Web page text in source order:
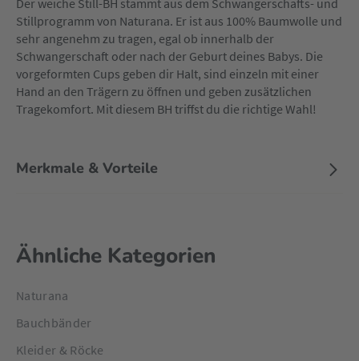
Der weiche Still-BH stammt aus dem Schwangerschafts- und
Stillprogramm von Naturana. Er ist aus 100% Baumwolle und
sehr angenehm zu tragen, egal ob innerhalb der
Schwangerschaft oder nach der Geburt deines Babys. Die
vorgeformten Cups geben dir Halt, sind einzeln mit einer
Hand an den Trägern zu öffnen und geben zusätzlichen
Tragekomfort. Mit diesem BH triffst du die richtige Wahl!
Merkmale & Vorteile
Ähnliche Kategorien
Naturana
Bauchbänder
Kleider & Röcke